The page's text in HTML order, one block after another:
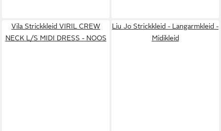
Vila Strickkleid VIRIL CREW
NECK L/S MIDI DRESS - NOOS
Liu Jo Strickkleid - Langarmkleid -
Midikleid